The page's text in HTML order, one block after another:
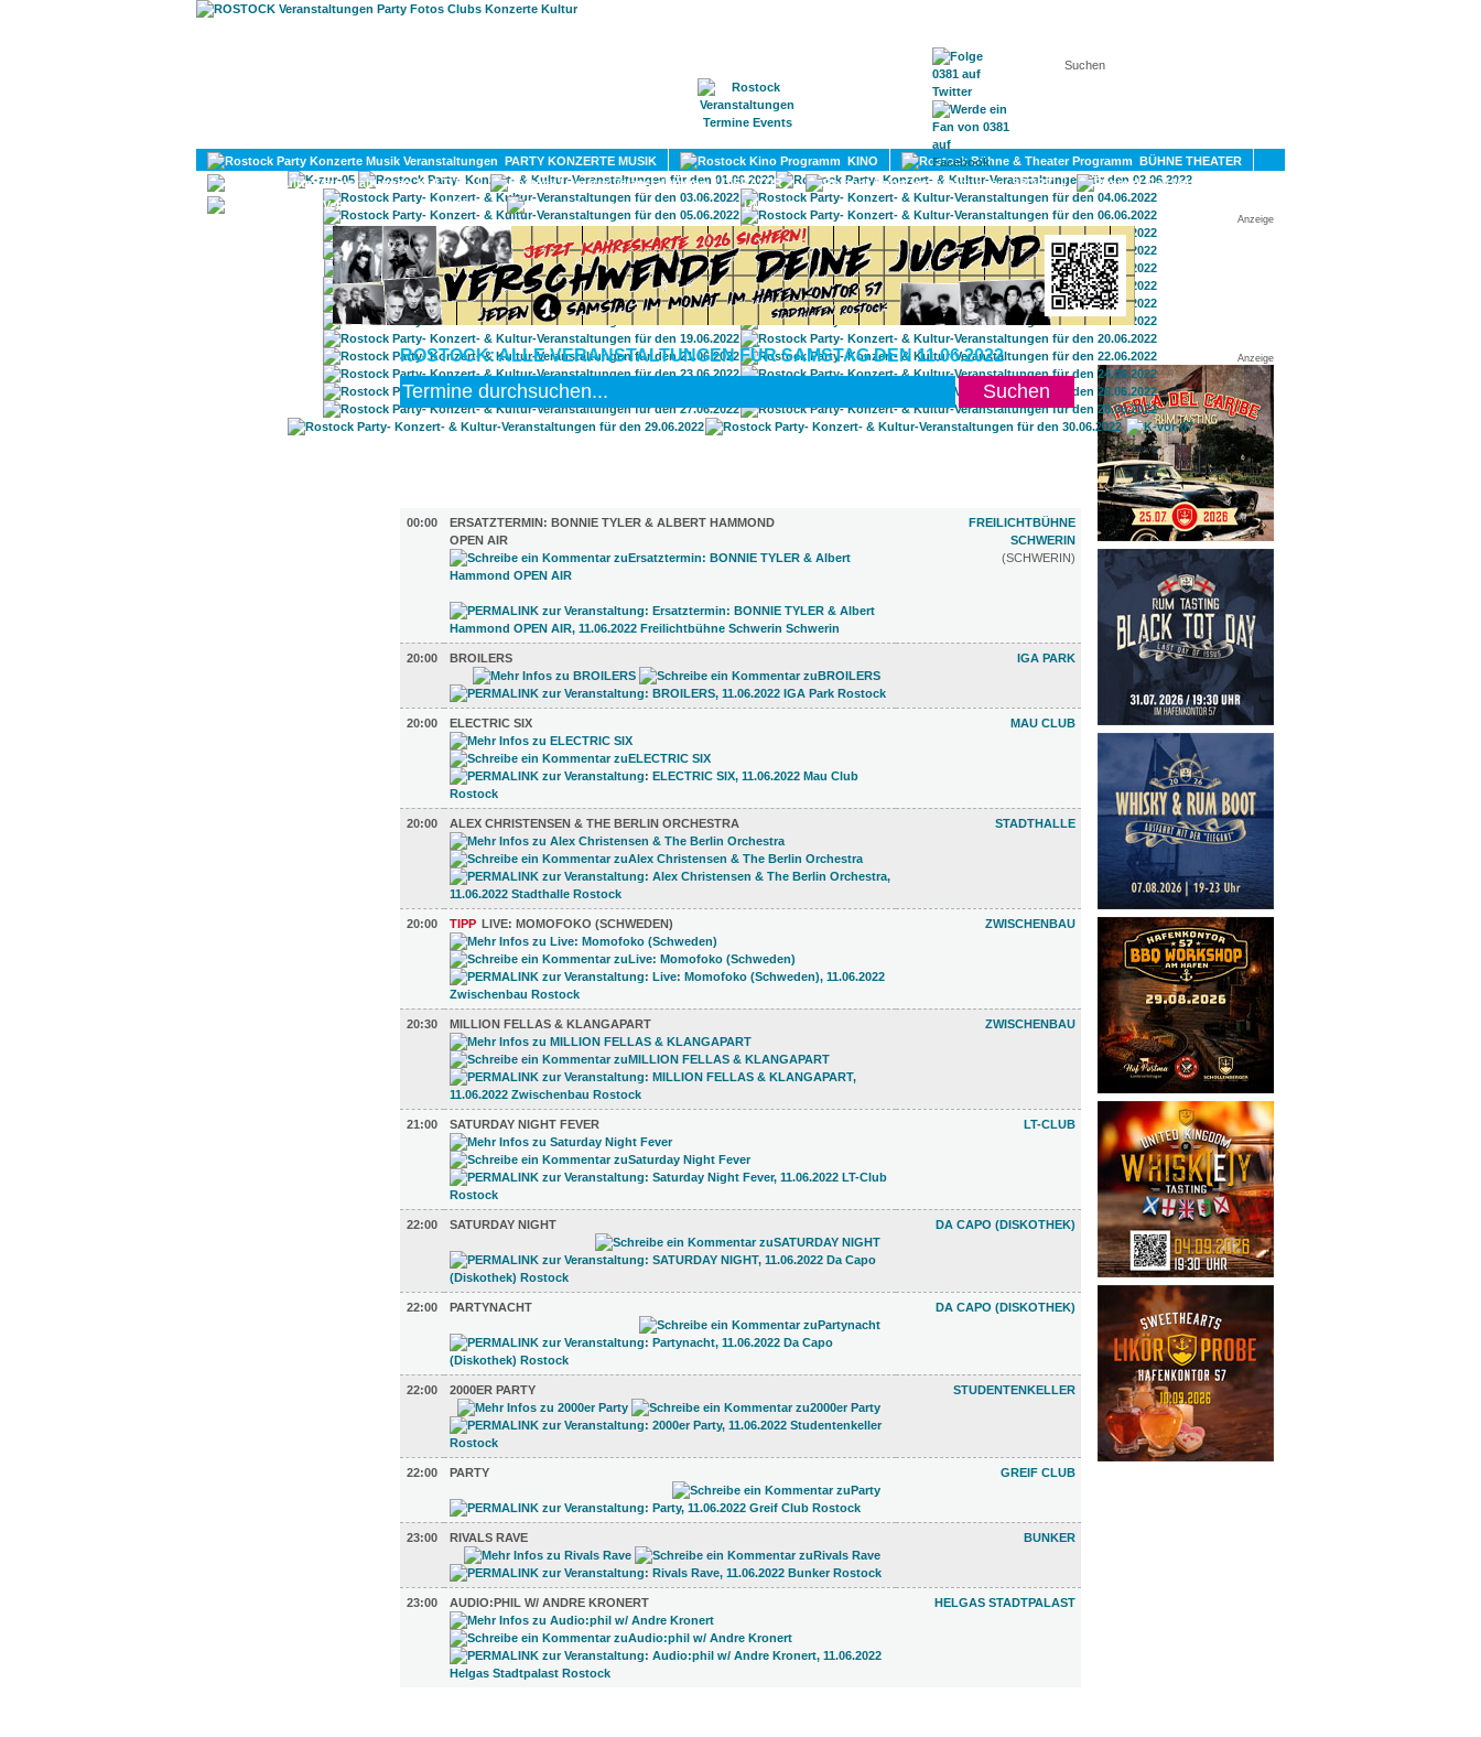
KONTAKT
PARTY KONZERTE MUSIK KINO
BÜHNE THEATER
KULTUR
LITERATUR SPORT
DIVERSES
UMLAND
Anzeige
Anzeige
ROSTOCK: ALLE VERANSTALTUNGEN FÜR SAMSTAG DEN 11.06.2022
00:00
ERSATZTERMIN: BONNIE TYLER & ALBERT HAMMOND
OPEN AIR
FREILICHTBÜHNE
SCHWERIN
(SCHWERIN)
20:00 BROILERS IGA PARK
20:00 ELECTRIC SIX MAU CLUB
20:00 ALEX CHRISTENSEN & THE BERLIN ORCHESTRA STADTHALLE
20:00 TIPP LIVE: MOMOFOKO (SCHWEDEN) ZWISCHENBAU
20:30 MILLION FELLAS & KLANGAPART ZWISCHENBAU
21:00 SATURDAY NIGHT FEVER LT-CLUB
22:00 SATURDAY NIGHT DA CAPO (DISKOTHEK)
22:00 PARTYNACHT DA CAPO (DISKOTHEK)
22:00 2000ER PARTY STUDENTENKELLER
22:00 PARTY GREIF CLUB
23:00 RIVALS RAVE BUNKER
23:00 AUDIO:PHIL W/ ANDRE KRONERT HELGAS STADTPALAST